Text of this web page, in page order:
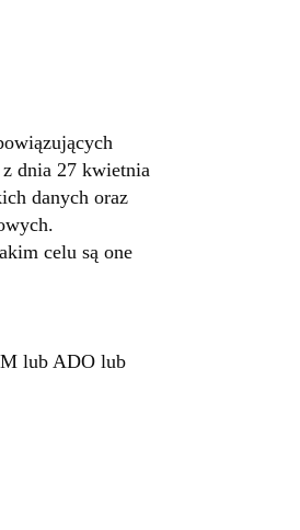
dnia 27 kwietnia
danych oraz
celu są one
lub ADO lub